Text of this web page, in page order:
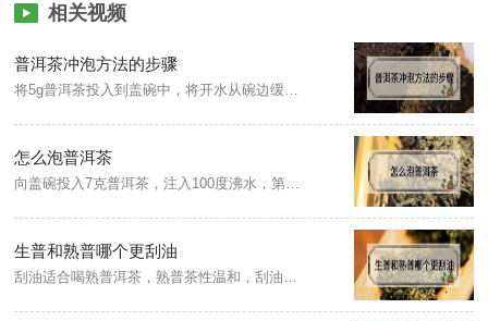
相关视频
普洱茶冲泡方法的步骤
将5g普洱茶投入到盖碗中，将开水从碗边缓缓注入，注水7分左右，注水后即可将茶汤倒出，再次注水，注水时落水点可选在碗的中间或者碗的杯沿，注水后可以选择盖上盖子，闷泡7秒左右，将茶汤滤入公道杯，盖碗里的茶要滤干净，然后将公道杯里的水分别倒入茶杯饮用。
怎么泡普洱茶
向盖碗投入7克普洱茶，注入100度沸水，第一泡为醒茶汤不宜饮用，再次向盖碗注入七分满的沸水，盖上碗盖，等待5秒左右，即可用茶滤将盖碗茶汤倒入公道杯，最后分倒至茶杯进行品饮。
生普和熟普哪个更刮油
刮油适合喝熟普洱茶，熟普茶性温和，刮油效果相对于生茶来说较好。当然不管是生茶还是熟茶，都应该适量的饮用，而且应该根据自己的体质来选择合适的茶。